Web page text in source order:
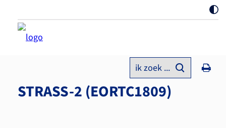
ik zoek ...
STRASS-2 (EORTC1809)